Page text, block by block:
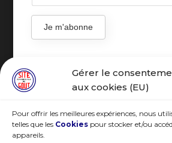
Gérer le
aux cookies (EU)
Pour offrir les meilleures expériences, nous
telles que les Cookies pour stocker et/ou
appareils.
Je m'abonne
R.G.P.D